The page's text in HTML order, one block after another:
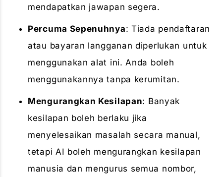
mendapatkan jawapan segera.
Percuma Sepenuhnya: Tiada pendaftaran
atau bayaran langganan diperlukan untuk
menggunakan alat ini. Anda boleh
menggunakannya tanpa kerumitan.
Mengurangkan Kesilapan: Banyak
kesilapan boleh berlaku jika
menyelesaikan masalah secara manual,
tetapi AI boleh mengurangkan kesilapan
manusia dan mengurus semua nombor,